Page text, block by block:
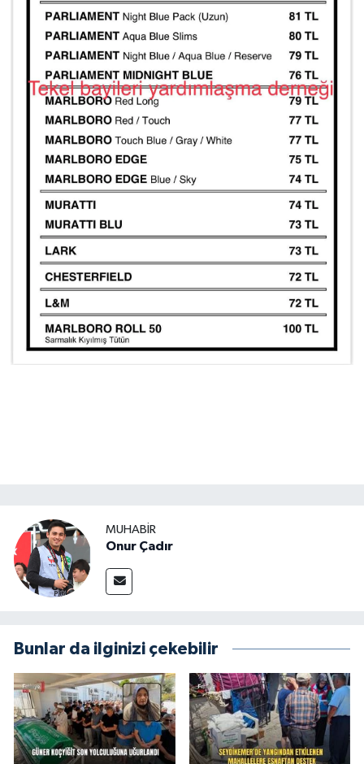
MUHABİR
Onur Çadır
Bunlar da ilginizi çekebilir